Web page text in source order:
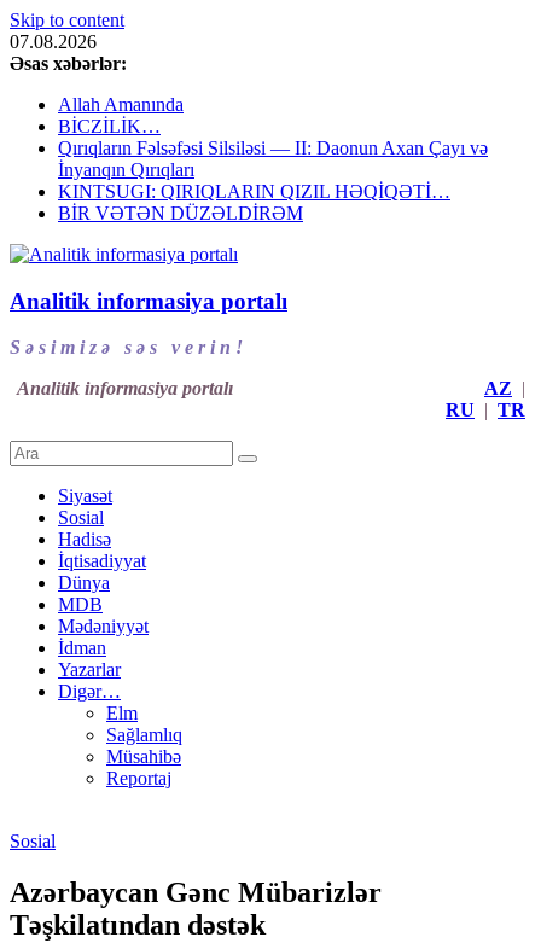
Skip to content
07.08.2026
Əsas xəbərlər:
Allah Amanında
BİCZİLİK…
Qırıqların Fəlsəfəsi Silsiləsi — II: Daonun Axan Çayı və
İnyanqın Qırıqları
KINTSUGI: QIRIQLARIN QIZIL HƏQİQƏTİ…
BİR VƏTƏN DÜZƏLDİRƏM
Analitik informasiya portalı
S ə s i m i z ə s ə s v e r i n !
Analitik informasiya portalı
AZ |
RU | TR
Siyasət
Sosial
Hadisə
İqtisadiyyat
Dünya
MDB
Mədəniyyət
İdman
Yazarlar
Digər…
Elm
Sağlamlıq
Müsahibə
Reportaj
Sosial
Azərbaycan Gənc Mübarizlər
Təşkilatından dəstək